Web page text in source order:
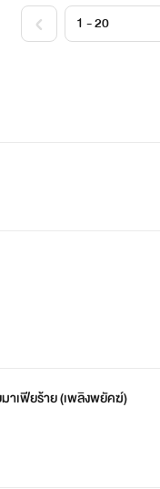
าเฟียร้าย (เพลิงพยัคฆ์)